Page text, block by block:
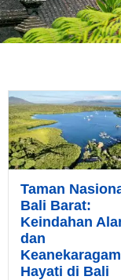
Taman
Bali Barat:
Keindahan
dan
Hayati di Bali